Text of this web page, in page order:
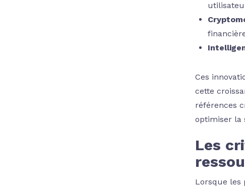
Ces
cette
références
optimiser la
Les
Lorsque les